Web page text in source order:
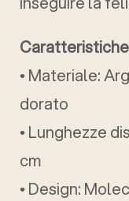
• Materiale:
dorato
• Lunghezze
cm
• Design: